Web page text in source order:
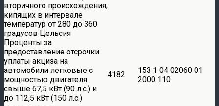
вторичного происхождения,
кипящих в интервале
температур от 280 до 360
градусов Цельсия
Проценты за
предоставление отсрочки
уплаты акциза на
автомобили легковые с
мощностью двигателя
свыше 67,5 кВт (90 л.с.) и
до 112,5 кВт (150 л.с.)
4182
153 1 04 02060 01
2000 110